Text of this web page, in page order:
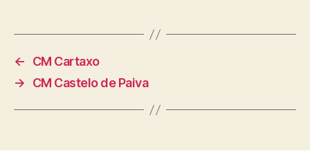
←
CM Cartaxo
→
CM Castelo de Paiva